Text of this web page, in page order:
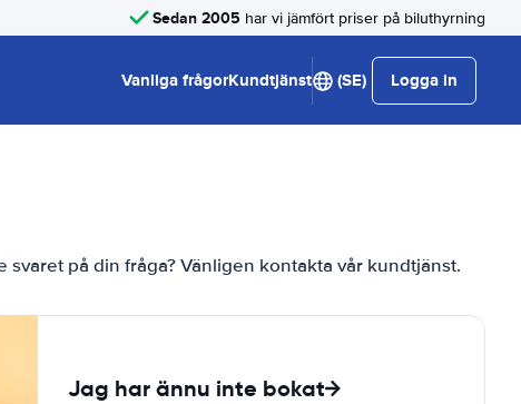
Sedan 2005 har vi jämfört priser på biluthyrning
Vanliga frågorKundtjänst (SE) Logga in
på din fråga? Vänligen kontakta vår kundtjänst.
Jag har ännu inte bokat